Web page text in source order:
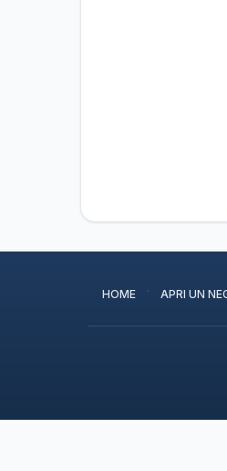
HOME · APRI UN